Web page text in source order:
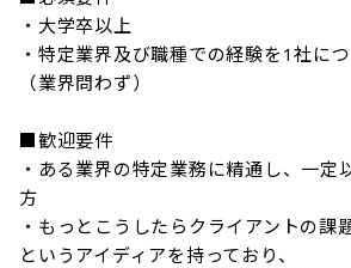
・大学卒以上
・特定業界及び職種での経験を1社に
（業界問わず）
■歓迎要件
・ある業界の特定業務に精通し、一定
方
・もっとこうしたらクライアントの課
というアイディアを持っており、